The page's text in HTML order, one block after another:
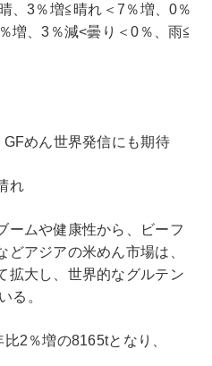
、3％増≦晴れ＜7％増、0％
増、3％減<曇り＜0％、雨≦
めん世界発信にも期待
れ
ームや健康性から、ビーフ
どアジアの米めん市場は、
拡大し、世界的なグルテン
る。
2％増の8165tとなり、